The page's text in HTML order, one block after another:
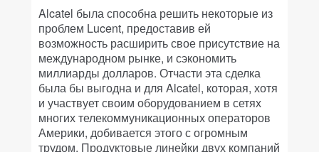
Alcatel была способна решить некоторые из
проблем Lucent, предоставив ей
возможность расширить свое присутствие на
международном рынке, и сэкономить
миллиарды долларов. Отчасти эта сделка
была бы выгодна и для Alcatel, которая, хотя
и участвует своим оборудованием в сетях
многих телекоммуникационных операторов
Америки, добивается этого с огромным
трудом. Продуктовые линейки двух компаний